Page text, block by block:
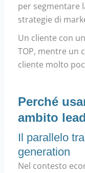
per segmentare
strategie di
Un cliente con
TOP, mentre un
cliente molto
Perché
ambito
Il parallelo
generation
Nel contesto